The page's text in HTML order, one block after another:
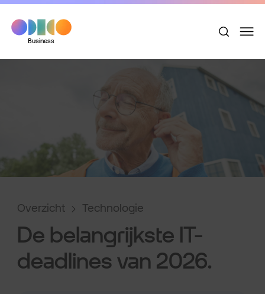
Business
Overzicht Technologie
De belangrijkste IT-
deadlines van 2026.